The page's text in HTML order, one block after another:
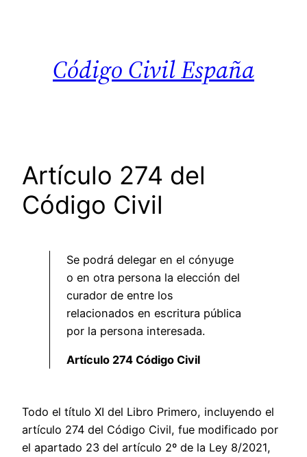
Código Civil España
Artículo 274 del
Código Civil
Se podrá delegar en el cónyuge
o en otra persona la elección del
curador de entre los
relacionados en escritura pública
por la persona interesada.
Artículo 274 Código Civil
Todo el título XI del Libro Primero, incluyendo el
artículo 274 del Código Civil, fue modificado por
el apartado 23 del artículo 2º de la Ley 8/2021,